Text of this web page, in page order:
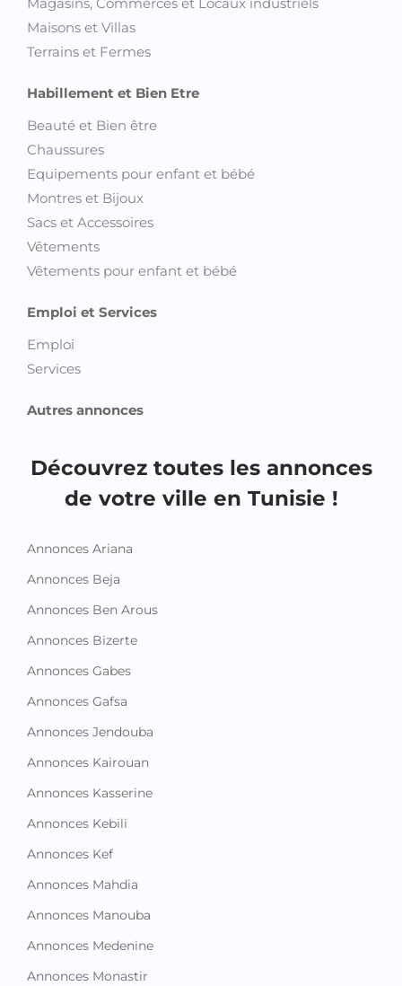
Magasins, Commerces et Locaux industriels
Maisons et Villas
Terrains et Fermes
Habillement et Bien Etre
Beauté et Bien être
Chaussures
Equipements pour enfant et bébé
Montres et Bijoux
Sacs et Accessoires
Vêtements
Vêtements pour enfant et bébé
Emploi et Services
Emploi
Services
Autres annonces
Découvrez toutes les annonces
de votre ville en Tunisie !
Annonces Ariana
Annonces Beja
Annonces Ben Arous
Annonces Bizerte
Annonces Gabes
Annonces Gafsa
Annonces Jendouba
Annonces Kairouan
Annonces Kasserine
Annonces Kebili
Annonces Kef
Annonces Mahdia
Annonces Manouba
Annonces Medenine
Annonces Monastir